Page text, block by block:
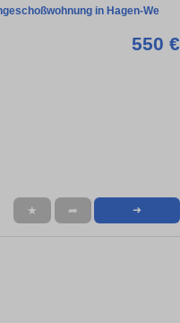
in Hagen-We
550 €
★ ➦ ➜